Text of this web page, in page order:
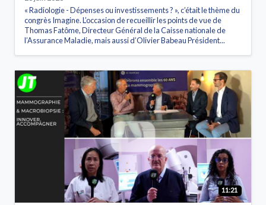
« Radiologie - Dépenses ou investissements ? », c’était le thème du
congrès Imagine. L’occasion de recueillir les points de vue de
Thomas Fatôme, Directeur Général de la Caisse nationale de
l’Assurance Maladie, mais aussi d’Olivier Babeau Président...
11:21